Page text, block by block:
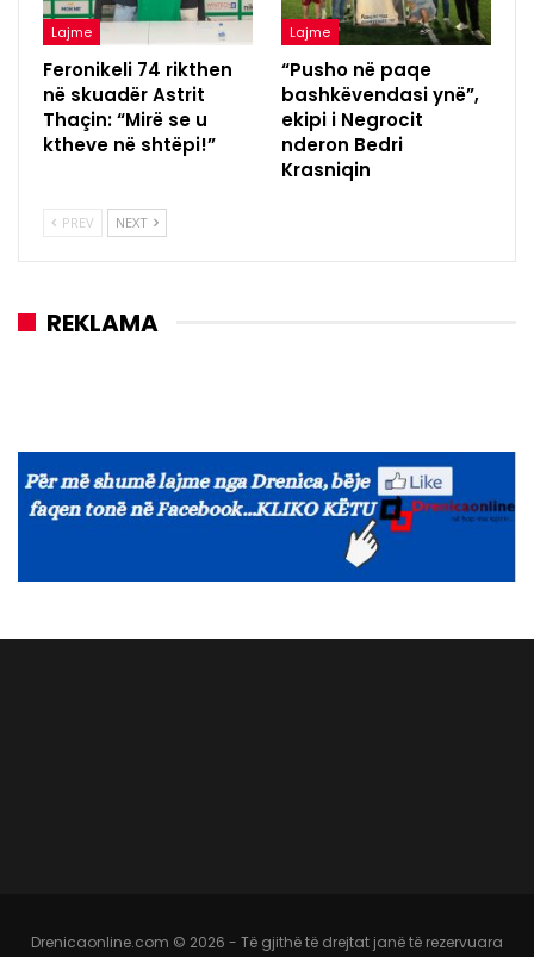
Lajme
Feronikeli 74 rikthen
në skuadër Astrit
Thaçin: “Mirë se u
ktheve në shtëpi!”
Lajme
“Pusho në paqe
bashkëvendasi ynë”,
ekipi i Negrocit
nderon Bedri
Krasniqin
PREV NEXT
REKLAMA
Drenicaonline.com © 2026 - Të gjithë të drejtat janë të rezervuara